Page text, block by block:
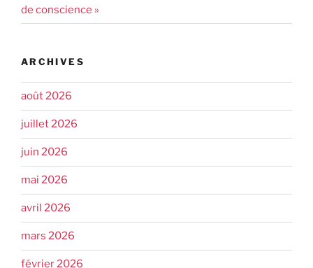
de conscience »
ARCHIVES
août 2026
juillet 2026
juin 2026
mai 2026
avril 2026
mars 2026
février 2026